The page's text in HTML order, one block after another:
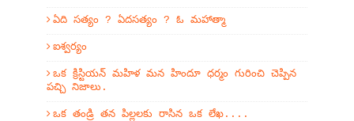
ఏది సత్యం ? ఏదసత్యం ? ఓ మహాత్మా
ఐశ్వర్యం
ఒక క్రిస్టియన్ మహిళ మన హిందూ ధర్మం గురించి చెప్పిన
పచ్చి నిజాలు.
ఒక తండ్రి తన పిల్లలకు రాసిన ఒక లేఖ....